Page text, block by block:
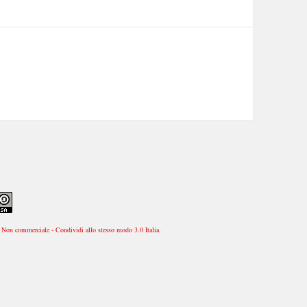
commerciale - Condividi allo stesso modo 3.0 Italia.